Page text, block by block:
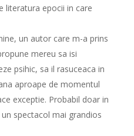
literatura epocii in care
un autor care m-a prins
mereu sa isi
psihic, sa il rasuceaca in
aproape de momentul
exceptie. Probabil doar in
spectacol mai grandios